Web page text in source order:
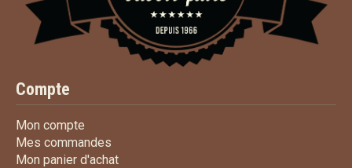
Compte
Mon compte
Mes commandes
Mon panier d'achatMon panier d'achat